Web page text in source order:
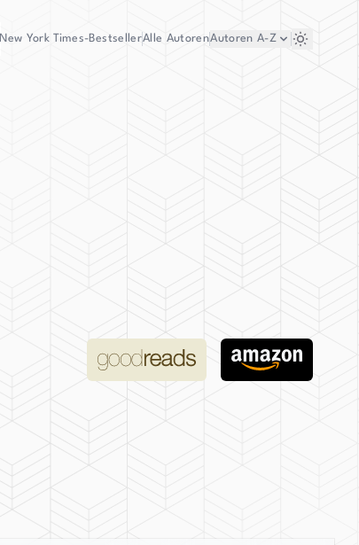
New York Times-BestsellerAlle AutorenAutoren A-Z